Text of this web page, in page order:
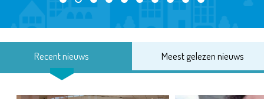
Recent nieuws Meest gelezen nieuws